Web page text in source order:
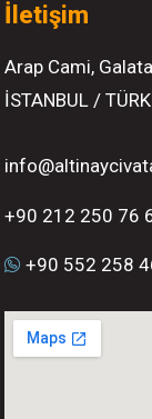
İletişim
Arap Cami,
İSTANBUL /
+90 212 250 76
+90 552 258